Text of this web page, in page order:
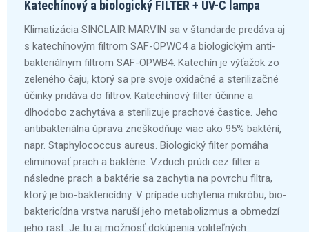
Katechínový a biologický FILTER + UV-C lampa
Klimatizácia SINCLAIR MARVIN sa v štandarde predáva aj
s katechínovým filtrom SAF-OPWC4 a biologickým anti-
bakteriálnym filtrom SAF-OPWB4. Katechín je výťažok zo
zeleného čaju, ktorý sa pre svoje oxidačné a sterilizačné
účinky pridáva do filtrov. Katechínový filter účinne a
dlhodobo zachytáva a sterilizuje prachové častice. Jeho
antibakteriálna úprava zneškodňuje viac ako 95% baktérií,
napr. Staphylococcus aureus. Biologický filter pomáha
eliminovať prach a baktérie. Vzduch prúdi cez filter a
následne prach a baktérie sa zachytia na povrchu filtra,
ktorý je bio-baktericídny. V prípade uchytenia mikróbu, bio-
baktericídna vrstva naruší jeho metabolizmus a obmedzí
jeho rast. Je tu aj možnosť dokúpenia voliteľných